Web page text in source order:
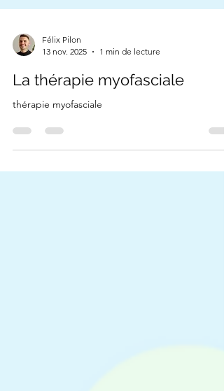
13 nov. 2025
1 min de lecture
La thérapie myofasciale
thérapie myofasciale